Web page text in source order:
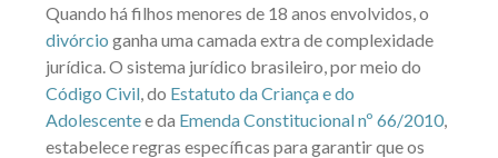
Quando há filhos menores de 18 anos envolvidos, o
divórcio ganha uma camada extra de complexidade
jurídica. O sistema jurídico brasileiro, por meio do
Código Civil , do Estatuto da Criança e do
Adolescentee da Emenda Constitucional nº 66/2010
estabelece regras específicas para garantir que os